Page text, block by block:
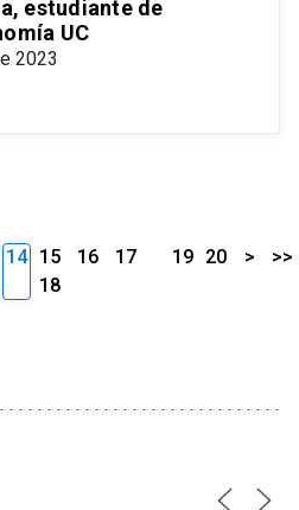
estudiante de
UC
2023
14 15 16
17
18
19 20 > >>